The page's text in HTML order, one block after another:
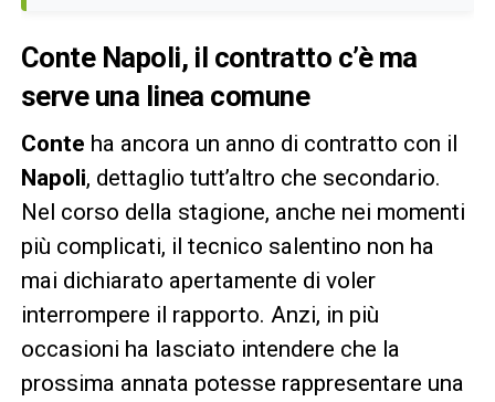
Conte Napoli, il contratto c’è ma
serve una linea comune
Conte ha ancora un anno di contratto con il
Napoli, dettaglio tutt’altro che secondario.
Nel corso della stagione, anche nei momenti
più complicati, il tecnico salentino non ha
mai dichiarato apertamente di voler
interrompere il rapporto. Anzi, in più
occasioni ha lasciato intendere che la
prossima annata potesse rappresentare una